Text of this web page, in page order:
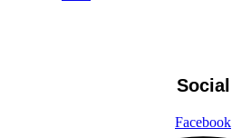
Social
Facebook